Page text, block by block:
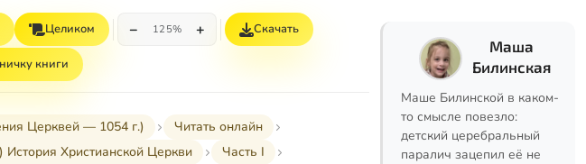
Целиком − 125% + Скачать
книги
Церквей — 1054 г.)
Читать онлайн
Христианской Церкви
Часть I
Маша
Билинская
Маше Билинской в каком-
то смысле повезло:
детский церебральный
паралич зацепил её не